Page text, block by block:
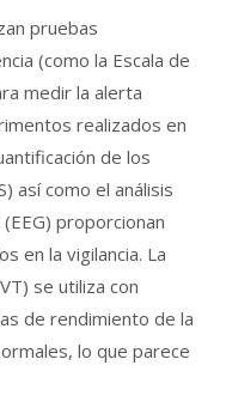
pruebas
(como la Escala de
medir la alerta
realizados en
de los
así como el análisis
proporcionan
en la vigilancia. La
se utiliza con
de rendimiento de la
lo que parece